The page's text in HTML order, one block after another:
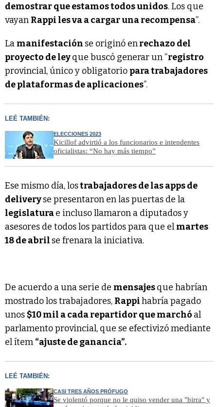
demostrar que estamos todos unidos. Los que
vayan Rappi les va a cargar una recompensa”.
La manifestación se originó enrechazo del
proyecto de leyque buscó generar un “registro
provincial, único y obligatorio para trabajadores
de plataformas de aplicaciones”.
LEÉ TAMBIÉN:
ELECCIONES 2023
Kicillof advirtió a los funcionarios e intendentes
oficialistas: “No hay más tiempo”
Ese mismo día, lostrabajadores de las apps de
deliveryse presentaron en las puertas de la
legislaturae incluso llamaron a diputados y
asesores de todos los partidos para que el martes
18 de abril se frenara la iniciativa.
De acuerdo a una serie de mensajesque habrían
mostrado los trabajadores, Rappihabría pagado
unos $10 mil a cada repartidor que marchó al
parlamento provincial, que se efectivizó mediante
el ítem “ajuste de ganancia”.
LEÉ TAMBIÉN:
CASI TRES AÑOS PRÓFUGO
Se violentó porque no le quiso vender una "birra" y